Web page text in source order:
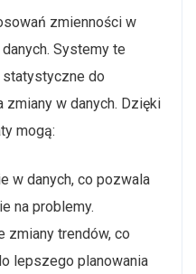
zmienności w
Systemy te
do
w danych. Dzięki
mogą:
w danych, co pozwala
na problemy.
zmiany trendów, co
lepszego planowania